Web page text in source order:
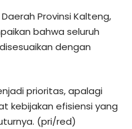
Provinsi Kalteng,
bahwa seluruh
dengan
prioritas, apalagi
kebijakan efisiensi yang
(pri/red)